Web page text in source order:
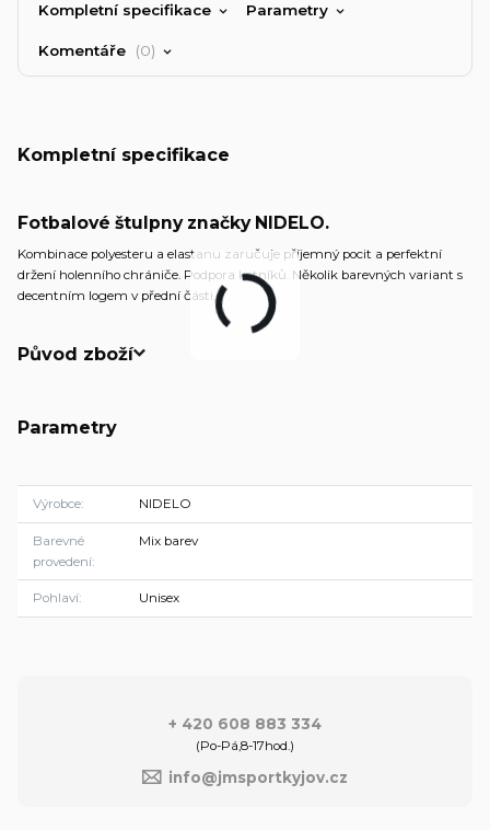
Kompletní specifikace Parametry
Komentáře 0
Kompletní specifikace
Fotbalové štulpny značky NIDELO.
Kombinace polyesteru a elastanu zaručuje příjemný pocit a perfektní
držení holenního chrániče. Podpora kotníků. Několik barevných variant s
decentním logem v přední části.
Původ zboží
Parametry
Výrobce NIDELO
Barevné
provedení
Mix barev
Pohlaví Unisex
+ 420 608 883 334
(Po-Pá,8-17hod.)
info@jmsportkyjov.cz